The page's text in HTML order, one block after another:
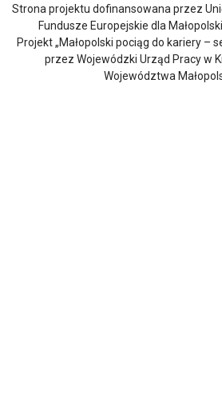
Strona projektu dofinansowana przez
Fundusze Europejskie dla
Projekt „Małopolski pociąg do kariery –
przez Wojewódzki Urząd Pracy w
Województwa